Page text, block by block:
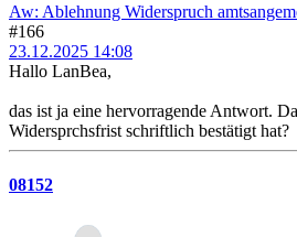
Aw: Ablehnung Widerspruch
#166
23.12.2025 14:08
Hallo LanBea,
das ist ja eine hervorragende Antwort.
Widersprchsfrist schriftlich bestätigt hat?
08152